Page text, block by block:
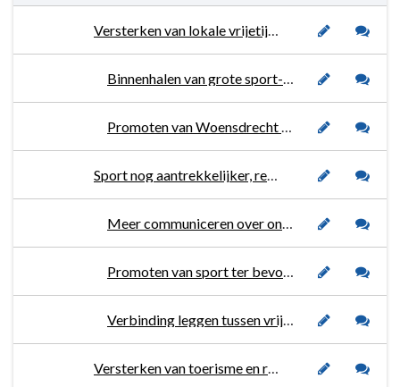
Versterken van lokale vrijetijdseconomie
Binnenhalen van grote sport- en wielerevenementen.
Promoten van Woensdrecht en de Brabantse Wal.
Sport nog aantrekkelijker, rendabeler en socialer maken.
Meer communiceren over onze sport- en bewegingsactiviteiten en evenementen.
Promoten van sport ter bevordering van de vitaliteit van onze inwoners.
Verbinding leggen tussen vrijetijdseconomie, evenementen en sport.
Versterken van toerisme en recreatie door Woensdrecht te promoten als wandel-, fiets- en wielergemeente.